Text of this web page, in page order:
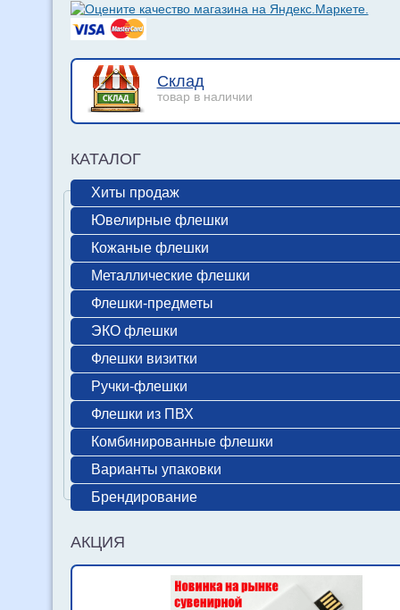
Склад
товар в наличии
КАТАЛОГ
Хиты продаж
Ювелирные флешки
Кожаные флешки
Металлические флешки
Флешки-предметы
ЭКО флешки
Флешки визитки
Ручки-флешки
Флешки из ПВХ
Комбинированные флешки
Варианты упаковки
Брендирование
АКЦИЯ